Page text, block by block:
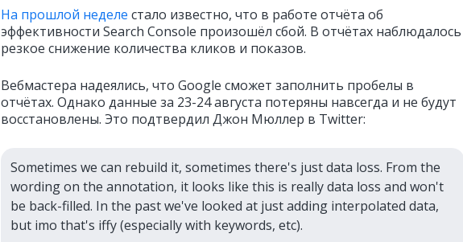
На прошлой неделе стало известно, что в работе отчёта об
эффективности Search Console произошёл сбой. В отчётах наблюдалось
резкое снижение количества кликов и показов.
Вебмастера надеялись, что Google сможет заполнить пробелы в
отчётах. Однако данные за 23-24 августа потеряны навсегда и не будут
восстановлены. Это подтвердил Джон Мюллер в Twitter:
Sometimes we can rebuild it, sometimes there's just data loss. From the
wording on the annotation, it looks like this is really data loss and won't
be back-filled. In the past we've looked at just adding interpolated data,
but imo that's iffy (especially with keywords, etc).